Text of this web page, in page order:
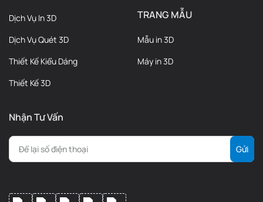
Dịch Vụ In 3D
Dịch Vụ Quét 3D
Thiết Kế Kiểu Dáng
Thiết Kế 3D
TRANG MẪU
Mẫu in 3D
Máy in 3D
Nhận Tư Vấn